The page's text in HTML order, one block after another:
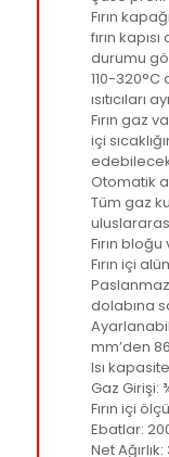
Fırın
fırın
durumu
110-320°C
ısıtıcıları
Fırın gaz
içi
Otomatik
Tüm gaz
Fırın
Fırın içi
Paslanmaz
dolabına
mm’den
Isı
Gaz Girişi:
Fırın içi
Ebatlar:
Net